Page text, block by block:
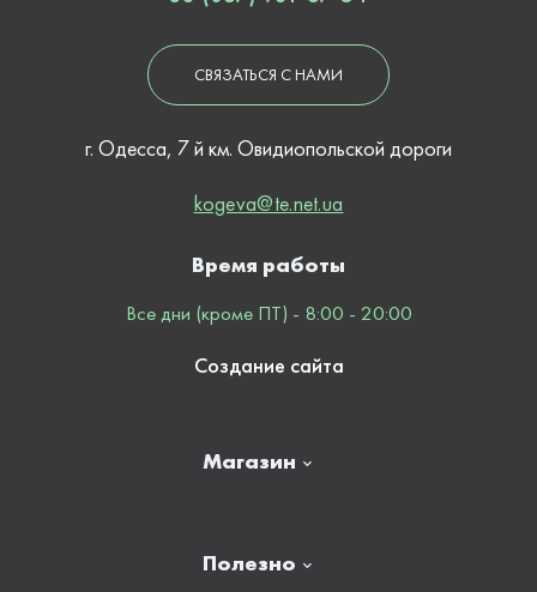
СВЯЗАТЬСЯ С НАМИ
г. Одесса, 7 й км. Овидиопольской дороги
kogeva@te.net.ua
Магазин
Полезно
Время работы
Все дни (кроме ПТ) - 8:00 - 20:00
Создание сайта